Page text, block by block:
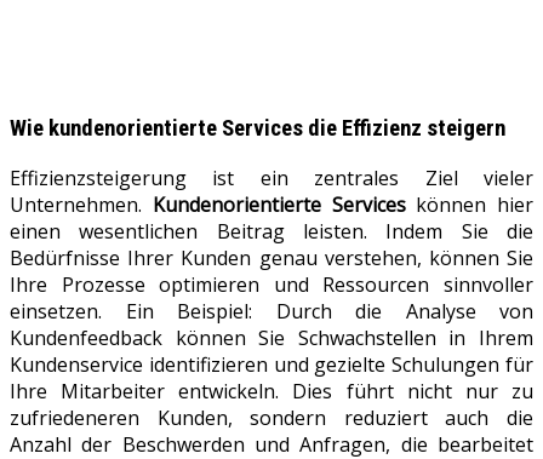
Wie kundenorientierte Services die Effizienz steigern
Effizienzsteigerung ist ein zentrales Ziel vieler
Unternehmen. Kundenorientierte Serviceskönnen hier
einen wesentlichen Beitrag leisten. Indem Sie die
Bedürfnisse Ihrer Kunden genau verstehen, können Sie
Ihre Prozesse optimieren und Ressourcen sinnvoller
einsetzen. Ein Beispiel: Durch die Analyse von
Kundenfeedback können Sie Schwachstellen in Ihrem
Kundenservice identifizieren und gezielte Schulungen für
Ihre Mitarbeiter entwickeln. Dies führt nicht nur zu
zufriedeneren Kunden, sondern reduziert auch die
Anzahl der Beschwerden und Anfragen, die bearbeitet